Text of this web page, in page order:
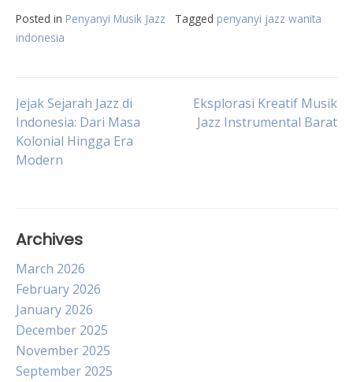
Posted in Penyanyi Musik Jazz Tagged penyanyi jazz wanita
indonesia
Post
navigation
Jejak Sejarah Jazz di
Indonesia: Dari Masa
Kolonial Hingga Era
Modern
Eksplorasi Kreatif Musik
Jazz Instrumental Barat
Archives
March 2026
February 2026
January 2026
December 2025
November 2025
September 2025